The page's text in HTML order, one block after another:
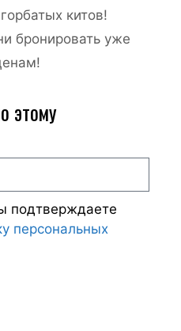
китов!
бронировать уже
этому
подтверждаете
персональных